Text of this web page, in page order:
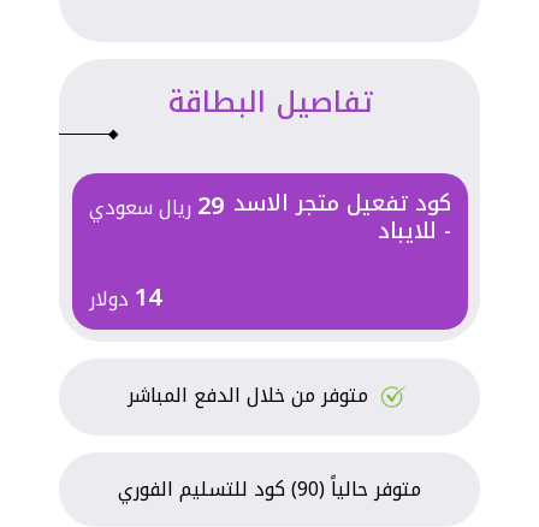
تفاصيل البطاقة
كود تفعيل متجر الاسد
- للايباد
29 ريال سعودي
14 دولار
متوفر من خلال الدفع المباشر
متوفر حالياً (90) كود للتسليم الفوري